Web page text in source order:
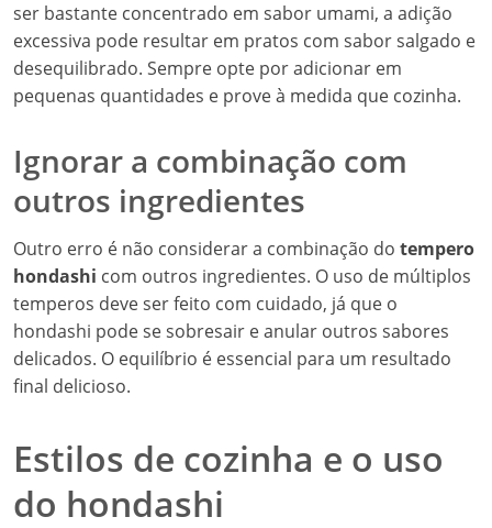
ser bastante concentrado em sabor umami, a adição
excessiva pode resultar em pratos com sabor salgado e
desequilibrado. Sempre opte por adicionar em
pequenas quantidades e prove à medida que cozinha.
Ignorar a combinação com
outros ingredientes
Outro erro é não considerar a combinação do tempero
hondashi com outros ingredientes. O uso de múltiplos
temperos deve ser feito com cuidado, já que o
hondashi pode se sobresair e anular outros sabores
delicados. O equilíbrio é essencial para um resultado
final delicioso.
Estilos de cozinha e o uso
do hondashi